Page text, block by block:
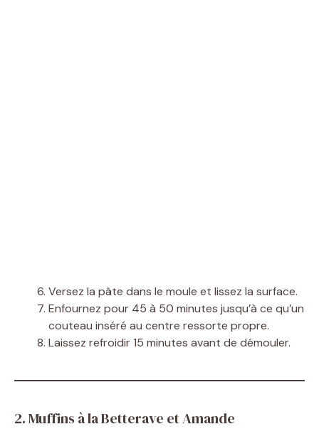
Versez la pâte dans le moule et lissez la surface.
Enfournez pour 45 à 50 minutes jusqu’à ce qu’un
couteau inséré au centre ressorte propre.
Laissez refroidir 15 minutes avant de démouler.
2. Muffins à la Betterave et Amande